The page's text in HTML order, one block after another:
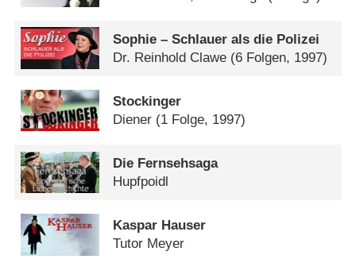
Sophie – Schlauer als die Polizei
Dr. Reinhold Clawe (6 Folgen, 1997)
Stockinger
Diener (1 Folge, 1997)
Die Fernsehsaga
Hupfpoidl
Kaspar Hauser
Tutor Meyer